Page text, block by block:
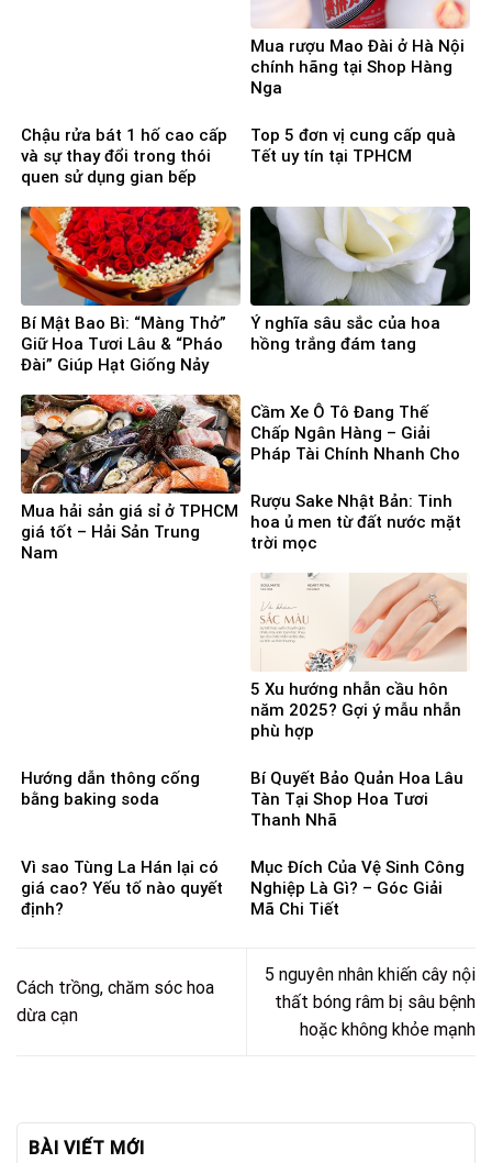
Mua rượu Mao Đài ở Hà Nội
chính hãng tại Shop Hàng
Nga
Chậu rửa bát 1 hố cao cấp
và sự thay đổi trong thói
quen sử dụng gian bếp
Top 5 đơn vị cung cấp quà
Tết uy tín tại TPHCM
Bí Mật Bao Bì: “Màng Thở”
Giữ Hoa Tươi Lâu & “Pháo
Đài” Giúp Hạt Giống Nảy
Ý nghĩa sâu sắc của hoa
hồng trắng đám tang
Mua hải sản giá sỉ ở TPHCM
giá tốt – Hải Sản Trung
Nam
Cầm Xe Ô Tô Đang Thế
Chấp Ngân Hàng – Giải
Pháp Tài Chính Nhanh Cho
Rượu Sake Nhật Bản: Tinh
hoa ủ men từ đất nước mặt
trời mọc
5 Xu hướng nhẫn cầu hôn
năm 2025? Gợi ý mẫu nhẫn
phù hợp
Hướng dẫn thông cống
bằng baking soda
Bí Quyết Bảo Quản Hoa Lâu
Tàn Tại Shop Hoa Tươi
Thanh Nhã
Vì sao Tùng La Hán lại có
giá cao? Yếu tố nào quyết
định?
Mục Đích Của Vệ Sinh Công
Nghiệp Là Gì? – Góc Giải
Mã Chi Tiết
Cách trồng, chăm sóc hoa
dừa cạn
5 nguyên nhân khiến cây nội
thất bóng râm bị sâu bệnh
hoặc không khỏe mạnh
BÀI VIẾT MỚI